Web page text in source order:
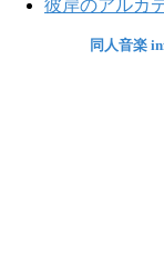
彼岸のアルカ
同人音楽